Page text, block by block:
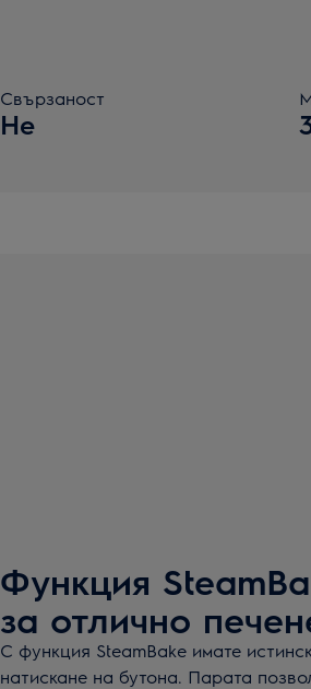
Свързаност
Не
Функция
за отлично
С функция SteamBake имате
натискане на бутона. Парата